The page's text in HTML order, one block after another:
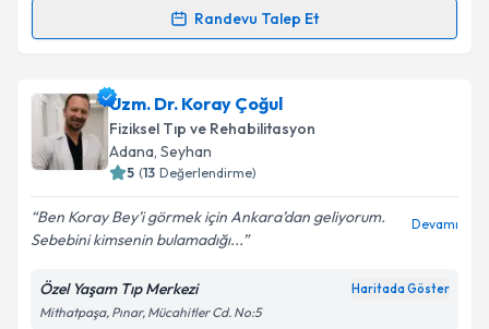
Kişisel verilerimin işlenmesine ilişkinAydınlatma
kapsamda işlenmesini kabul ediyorum.
Takvim Talebini Gönder
Randevu Talep Et
Randevu Takvimi Talebi
Uzm. Dr. Bülent Yalakiiçin randevu takvimi talebi
oluşturun. Size bu uzmandan randevu almanız için bir
takvim hazırlandığında e-posta ile bilgilendireceğiz.
Kişisel verilerimin işlenmesine ilişkin
Aydınlatma
Metni'ni okudum ve kişisel verilerimin belirtilen
Uzm. Dr. Koray Çoğul
Fiziksel Tıp ve Rehabilitasyon
Adana, Seyhan
5 (13 Değerlendirme)
Ben Koray Bey’i görmek için Ankara’dan geliyorum.
Sebebini kimsenin bulamadığı...
Devamı
Özel Yaşam Tıp Merkezi Haritada Göster
Mithatpaşa, Pınar, Mücahitler Cd. No:5